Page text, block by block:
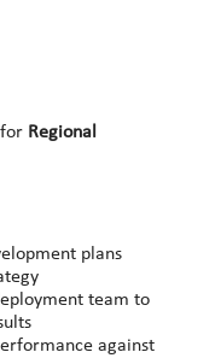
Regional
plans
team to
against